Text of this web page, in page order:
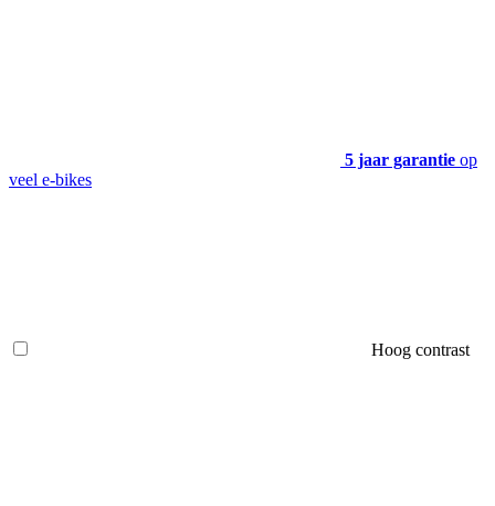
5 jaar garantie op
veel e-bikes
Hoog contrast